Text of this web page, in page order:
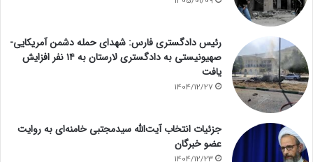
رئیس دادگستری فارس: شهدای حمله دشمن آمریکایی-
صهیونیستی به دادگستری لارستان به ۱۴ نفر افزایش
یافت
1404/12/27
جزئیات انتخاب آیت‌الله سیدمجتبی خامنه‌ای به روایت
عضو خبرگان
1404/12/23